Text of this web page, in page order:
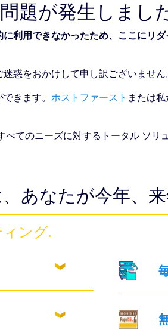
題が発生しまし
利用できなかったため、ここにリ
惑をおかけして申し訳ございませ
きます。 ホストファースト または
べてのニーズに対するトータル ソ
あなたが今年、
ング.